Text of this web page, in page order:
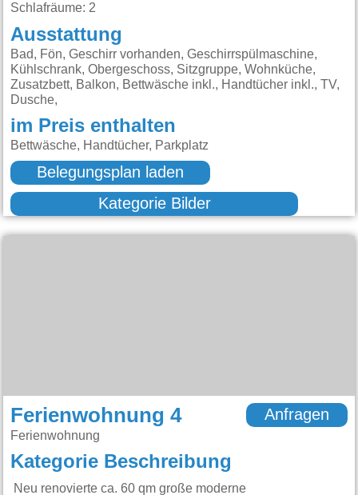
Schlafräume: 2
Ausstattung
Bad, Fön, Geschirr vorhanden, Geschirrspülmaschine,
Kühlschrank, Obergeschoss, Sitzgruppe, Wohnküche,
Zusatzbett, Balkon, Bettwäsche inkl., Handtücher inkl., TV,
Dusche,
im Preis enthalten
Bettwäsche, Handtücher, Parkplatz
Belegungsplan laden
Kategorie Bilder
Ferienwohnung 4
Ferienwohnung
Anfragen
Kategorie Beschreibung
Neu renovierte ca. 60 qm große moderne